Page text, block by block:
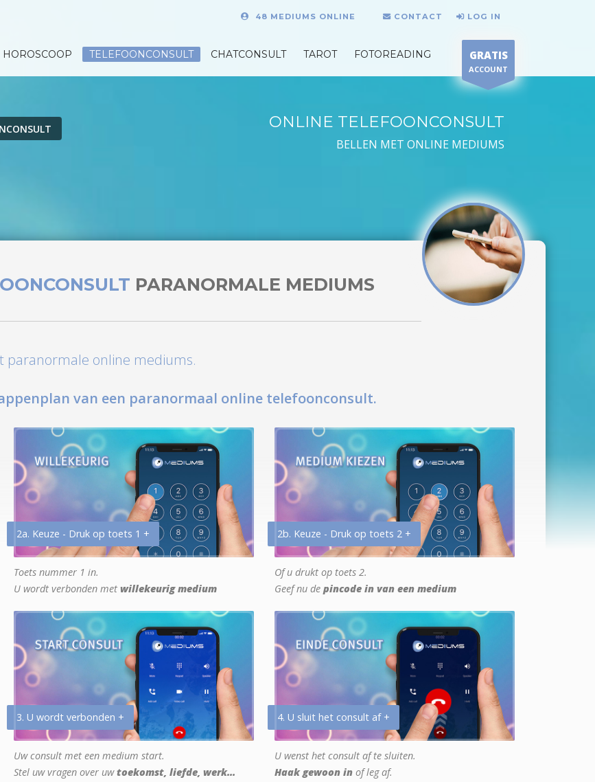
48 MEDIUMS ONLINE CONTACT LOG IN
HOROSCOOP TELEFOONCONSULT CHATCONSULT TAROT FOTOREADING GRATIS
ACCOUNT
ONLINE TELEFOONCONSULT
BELLEN MET ONLINE MEDIUMS
PARANORMALE MEDIUMS
paranormale online mediums.
van een paranormaal online telefoonconsult.
2a. Keuze - Druk op toets 1 +
Toets nummer 1 in.
U wordt verbonden met willekeurig medium
2b. Keuze - Druk op toets 2 +
Of u drukt op toets 2.
Geef nu de pincode in van een medium
3. U wordt verbonden +
Uw consult met een medium start.
Stel uw vragen over uwtoekomst, liefde, werk...
4. U sluit het consult af +
U wenst het consult af te sluiten.
Haak gewoon in of leg af.